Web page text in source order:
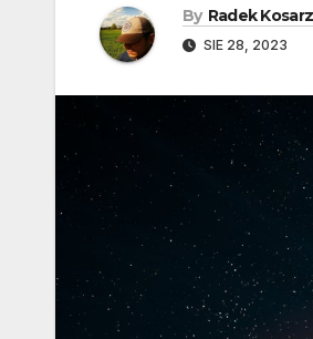
By Radek
SIE 28, 2023